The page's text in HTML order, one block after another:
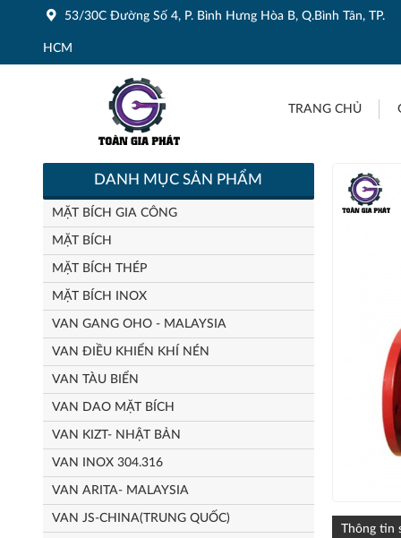
53/30C Đường Số 4, P. Bình Hưng Hòa B, Q.Bình Tân, TP.
HCM
TRANG CHỦ
Thông tin
DANH MỤC SẢN PHẨM
MẶT BÍCH GIA CÔNG
MẶT BÍCH
MẶT BÍCH THÉP
MẶT BÍCH INOX
VAN GANG OHO - MALAYSIA
VAN ĐIỀU KHIỂN KHÍ NÉN
VAN TÀU BIỂN
VAN DAO MẶT BÍCH
VAN KIZT- NHẬT BẢN
VAN INOX 304.316
VAN ARITA- MALAYSIA
VAN JS-CHINA(TRUNG QUỐC)